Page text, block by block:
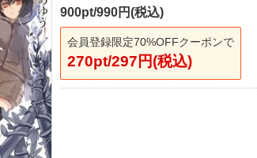
900pt/990円(税込)
会員登録限定70%OFFクーポンで
270pt/297円(税込)